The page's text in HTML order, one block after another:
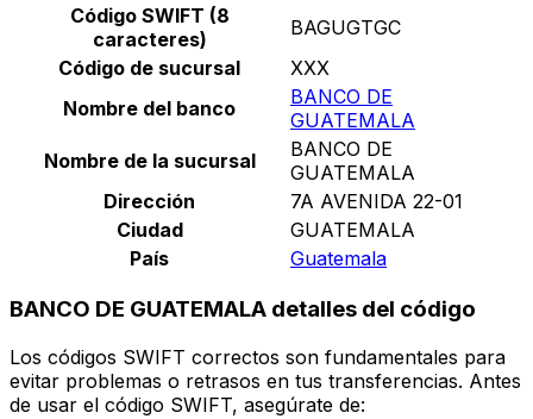
Código SWIFT (8
caracteres)
BAGUGTGC
Código de sucursal
XXX
Nombre del banco
BANCO DE
GUATEMALA
Nombre de la sucursal
BANCO DE
GUATEMALA
Dirección
7A AVENIDA 22-01
Ciudad
GUATEMALA
País
Guatemala
BANCO DE GUATEMALA detalles del código
Los códigos SWIFT correctos son fundamentales para
evitar problemas o retrasos en tus transferencias. Antes
de usar el código SWIFT, asegúrate de: